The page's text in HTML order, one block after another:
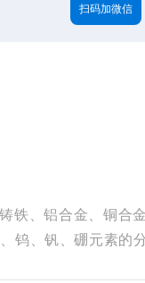
铁、铝合金、铜合
钨、钒、硼元素的
扫码加微信